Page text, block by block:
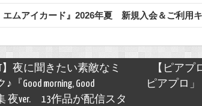
エムアイカード』2026年夏 新規入会＆ご利用
】夜に聞きたい素敵なミ
『Good morning, Good
夜ver. 13作品が配信スタ
【ピアプ
ピアプロ